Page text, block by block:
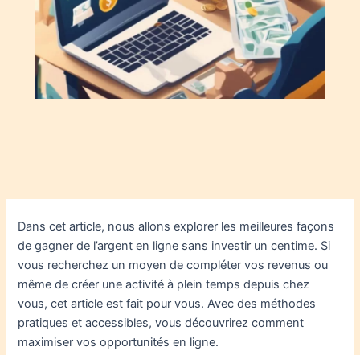
Dans cet article, nous allons explorer les meilleures façons
de gagner de l’argent en ligne sans investir un centime. Si
vous recherchez un moyen de compléter vos revenus ou
même de créer une activité à plein temps depuis chez
vous, cet article est fait pour vous. Avec des méthodes
pratiques et accessibles, vous découvrirez comment
maximiser vos opportunités en ligne.